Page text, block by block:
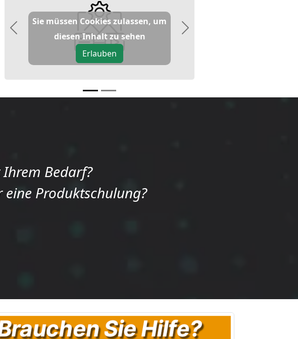
Sie müssen Cookies zulassen, um
diesen Inhalt zu sehen
Erlauben
Previous Next
Bedarf?
Produktschulung?